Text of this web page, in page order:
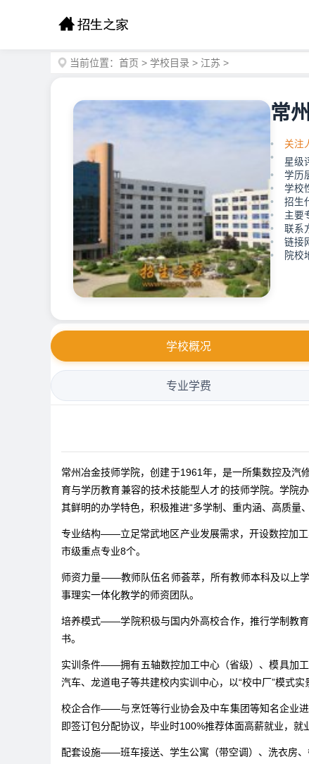
当前位置： 首页 > 学校目录 > 江苏 >
常
关注
星级
学历
学校
招生
主要
联系
链接
院校
学校概况
专业学费
常州冶金技师学院，创建于1961年，是一所集数控及汽
育与学历教育兼容的技术技能型人才的技师学院。学院
其鲜明的办学特色，积极推进“多学制、重内涵、高质量
专业结构——立足常武地区产业发展需求，开设数控加工
市级重点专业8个。
师资力量——教师队伍名师荟萃，所有教师本科及以上
事理实一体化教学的师资团队。
培养模式——学院积极与国内外高校合作，推行学制教
书。
实训条件——拥有五轴数控加工中心（省级）、模具加
汽车、龙道电子等共建校内实训中心，以“校中厂”模式实
校企合作——与烹饪等行业协会及中车集团等知名企业
即签订包分配协议，毕业时100%推荐体面高薪就业，就
配套设施——班车接送、学生公寓（带空调）、洗衣房、